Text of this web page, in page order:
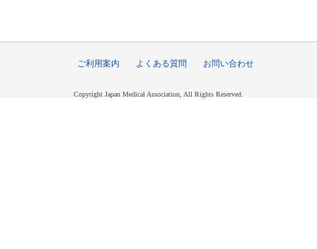
ご利用案内 よくある質問 お問い合わせ
Copyright Japan Medical Association, All Rights Reserved.